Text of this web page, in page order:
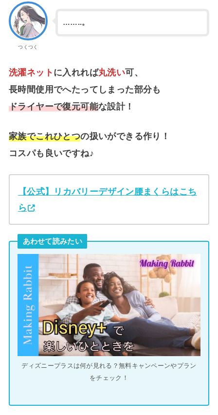
つくつく
……..。
洗濯ネット に入れれば丸洗い可、
長時間使用でへたってしまった部分も
ドライヤーで復元可能な設計！
家族でこれひとつの扱いができる作り！
コスパも良いですね♪
【公式】リカバリーデザイン腰まくらはこち
ら
あわせて読みたい
ディズニープラスは何が見れる？無料キャンペーンやプラン
をチェック！